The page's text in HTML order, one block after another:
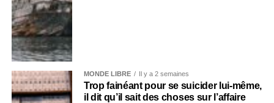
MONDE LIBRE Il y a 2 semaines
Trop fainéant pour se suicider lui-même,
il dit qu’il sait des choses sur l’affaire